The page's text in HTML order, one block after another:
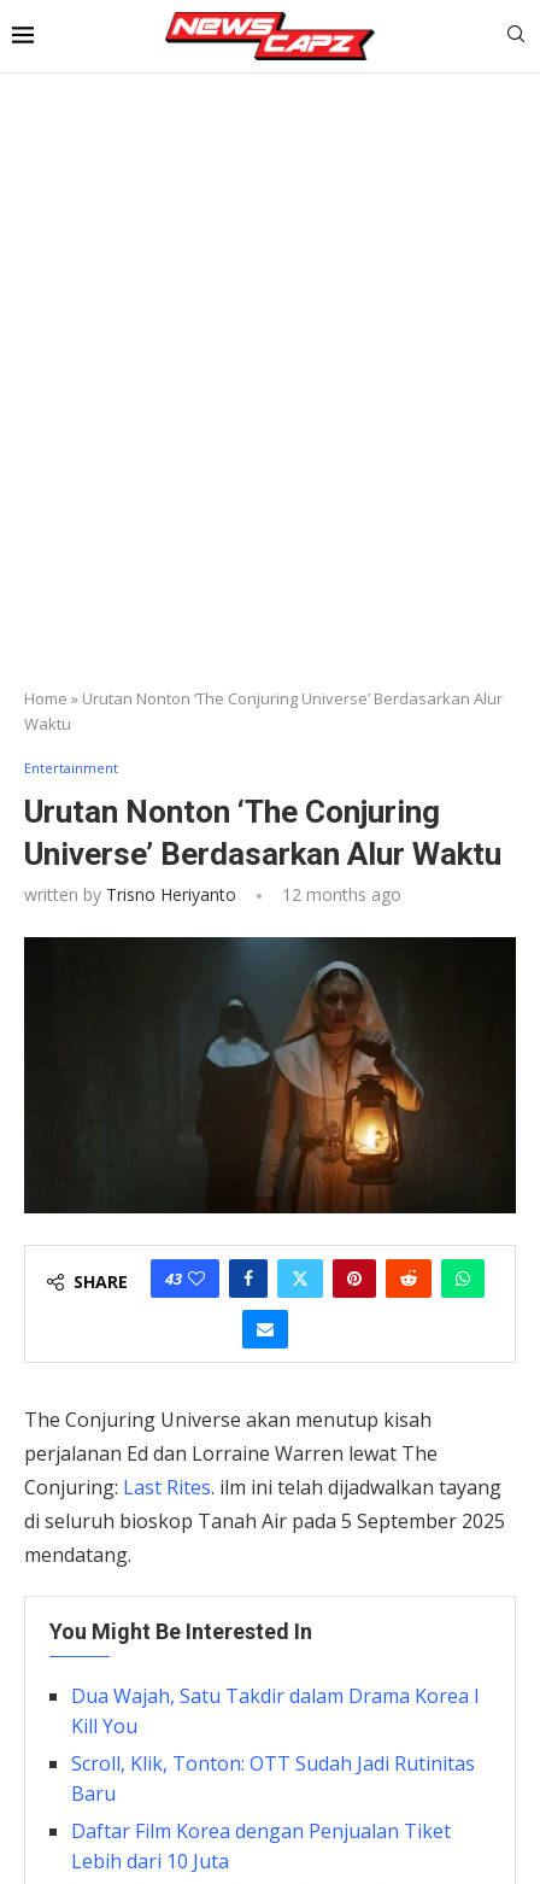
Home » Urutan Nonton ‘The Conjuring Universe’ Berdasarkan Alur
Waktu
Entertainment
Urutan Nonton ‘The Conjuring
Universe’ Berdasarkan Alur Waktu
written by Trisno Heriyanto 12 months ago
SHARE 43
The Conjuring Universe akan menutup kisah
perjalanan Ed dan Lorraine Warren lewat The
Conjuring: Last Rites. ilm ini telah dijadwalkan tayang
di seluruh bioskop Tanah Air pada 5 September 2025
mendatang.
You Might Be Interested In
Dua Wajah, Satu Takdir dalam Drama Korea I
Kill You
Scroll, Klik, Tonton: OTT Sudah Jadi Rutinitas
Baru
Daftar Film Korea dengan Penjualan Tiket
Lebih dari 10 Juta